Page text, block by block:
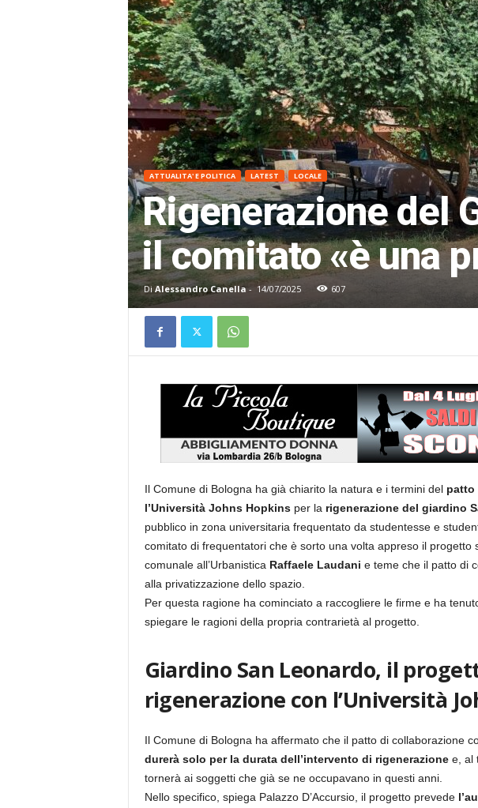
ATTUALITA' E POLITICA LATEST LOCALE
Rigenerazione del
il comitato «è una
Di Alessandro Canella - 14/07/2025 607
Il Comune di Bologna ha già chiarito la natura e i termini del patto
l’Università Johns Hopkinsper la rigenerazione del giardino
pubblico in zona universitaria frequentato da studentesse e
comitato di frequentatori che è sorto una volta appreso il progetto
comunale all’Urbanistica Raffaele Laudani e teme che il patto di
alla privatizzazione dello spazio.
Per questa ragione ha cominciato a raccogliere le firme e ha
spiegare le ragioni della propria contrarietà al progetto.
Giardino San Leonardo, il
rigenerazione con l’Università
Il Comune di Bologna ha affermato che il patto di collaborazione
durerà solo per la durata dell’intervento di rigenerazionee, al
tornerà ai soggetti che già se ne occupavano in questi anni.
Nello specifico, spiega Palazzo D’Accursio, il progetto prevede